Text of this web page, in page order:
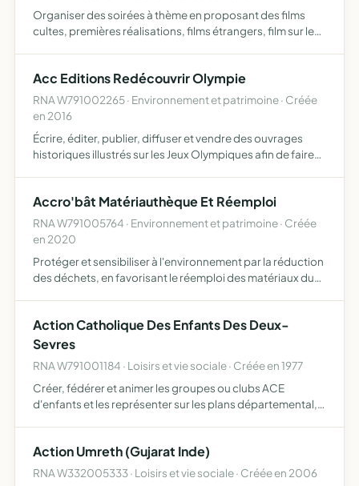
Organiser des soirées à thème en proposant des films
cultes, premières réalisations, films étrangers, film sur le
accessible la…
Acc Editions Redécouvrir Olympie
RNA W791002265 · Environnement et patrimoine · Créée
en 2016
Écrire, éditer, publier, diffuser et vendre des ouvrages
historiques illustrés sur les Jeux Olympiques afin de faire
Accro'bât Matériauthèque Et Réemploi
RNA W791005764 · Environnement et patrimoine · Créée
en 2020
Protéger et sensibiliser à l'environnement par la réduction
des déchets, en favorisant le réemploi des matériaux du
Action Catholique Des Enfants Des Deux-
Sevres
RNA W791001184 · Loisirs et vie sociale · Créée en 1977
Créer, fédérer et animer les groupes ou clubs ACE
d'enfants et les représenter sur les plans départemental,
Action Umreth (Gujarat Inde)
RNA W332005333 · Loisirs et vie sociale · Créée en 2006